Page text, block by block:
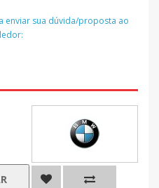
enviar sua dúvida/proposta ao